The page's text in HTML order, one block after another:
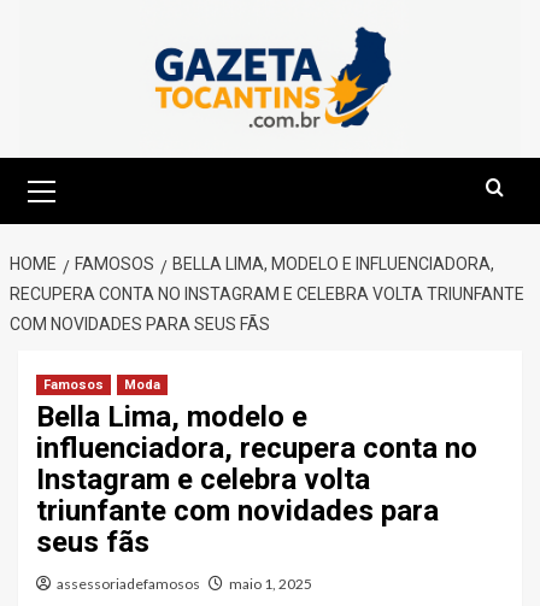
Menu
HOME FAMOSOS
BELLA LIMA, MODELO E INFLUENCIADORA,
RECUPERA CONTA NO INSTAGRAM E CELEBRA VOLTA TRIUNFANTE
COM NOVIDADES PARA SEUS FÃS
Famosos Moda
Bella Lima, modelo e
influenciadora, recupera conta no
Instagram e celebra volta
triunfante com novidades para
seus fãs
assessoriadefamosos maio 1, 2025